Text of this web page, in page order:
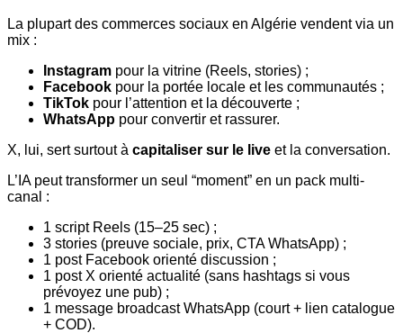
La plupart des commerces sociaux en Algérie vendent via un
mix :
Instagram pour la vitrine (Reels, stories) ;
Facebook pour la portée locale et les communautés ;
TikTok pour l’attention et la découverte ;
WhatsApp pour convertir et rassurer.
X, lui, sert surtout à capitaliser sur le live et la conversation.
L’IA peut transformer un seul “moment” en un pack multi-
canal :
1 script Reels (15–25 sec) ;
3 stories (preuve sociale, prix, CTA WhatsApp) ;
1 post Facebook orienté discussion ;
1 post X orienté actualité (sans hashtags si vous
prévoyez une pub) ;
1 message broadcast WhatsApp (court + lien catalogue
+ COD).